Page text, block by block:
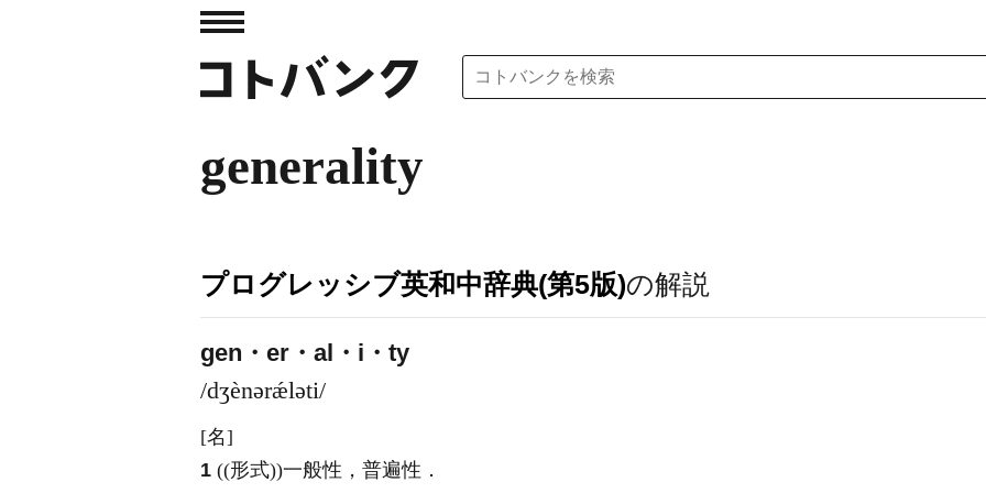
generality
プログレッシブ英和中辞典(第5版)の解説
gen・er・al・i・ty
/dʒènərǽləti/
[名]
1 ((形式))一般性，普遍性 ．